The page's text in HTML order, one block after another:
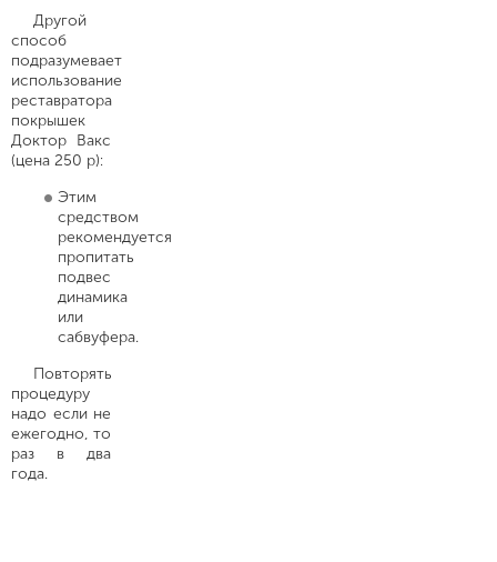
Другой
способ
подразумевает
использование
реставратора
покрышек
Доктор Вакс
(цена 250 р):
Этим
средством
рекомендуется
пропитать
подвес
динамика
или
сабвуфера.
Повторять
процедуру
надо если не
ежегодно, то
раз в два
года.